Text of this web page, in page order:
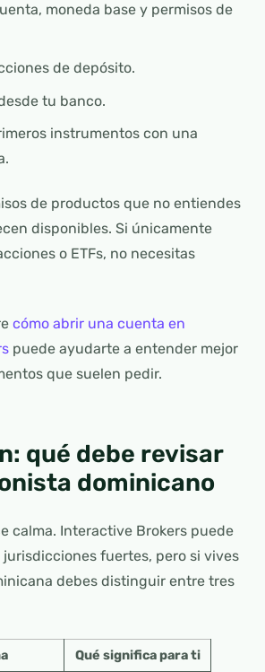
moneda base y permisos de
de depósito.
tu banco.
instrumentos con una
de productos que no entiendes
disponibles. Si únicamente
o ETFs, no necesitas
cómo abrir una cuenta en
puede ayudarte a entender mejor
que suelen pedir.
qué debe revisar
dominicano
calma. Interactive Brokers puede
fuertes, pero si vives
debes distinguir entre tres
Qué significa para ti